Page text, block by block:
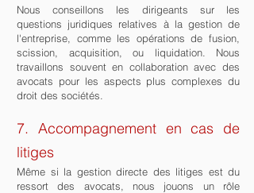
Nous conseillons les dirigeants sur les
questions juridiques relatives à la gestion de
l'entreprise, comme les opérations de fusion,
scission, acquisition, ou liquidation. Nous
travaillons souvent en collaboration avec des
avocats pour les aspects plus complexes du
droit des sociétés.
7. Accompagnement en cas de
litiges
Même si la gestion directe des litiges est du
ressort des avocats, nous jouons un rôle